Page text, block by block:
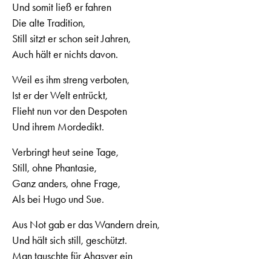
Und somit ließ er fahren
Die alte Tradition,
Still sitzt er schon seit Jahren,
Auch hält er nichts davon.
Weil es ihm streng verboten,
Ist er der Welt entrückt,
Flieht nun vor den Despoten
Und ihrem Mordedikt.
Verbringt heut seine Tage,
Still, ohne Phantasie,
Ganz anders, ohne Frage,
Als bei Hugo und Sue.
Aus Not gab er das Wandern drein,
Und hält sich still, geschützt.
Man tauschte für Ahasver ein